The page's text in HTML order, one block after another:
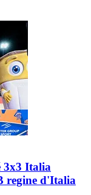
3x3 Italia
regine d'Italia